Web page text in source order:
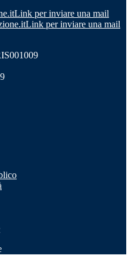
Link per inviare una mail
Link per inviare una mail